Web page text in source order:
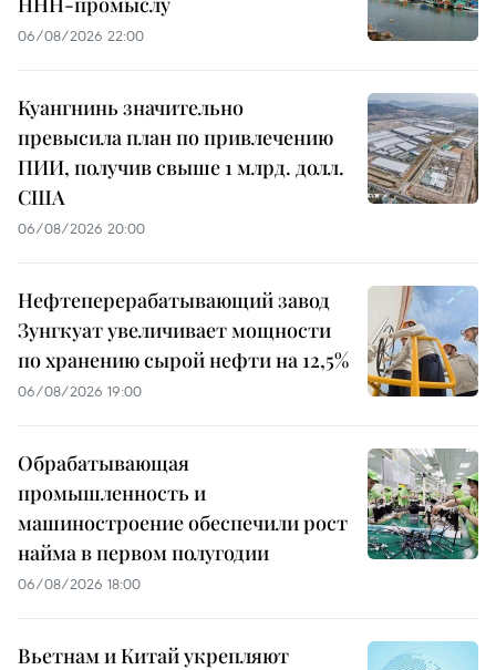
06/08/2026 22:00
Куангнинь значительно
превысила план по привлечению
ПИИ, получив свыше 1 млрд. долл.
США
06/08/2026 20:00
Нефтеперерабатывающий завод
Зунгкуат увеличивает мощности
по хранению сырой нефти на 12,5%
06/08/2026 19:00
Обрабатывающая
промышленность и
машиностроение обеспечили рост
найма в первом полугодии
06/08/2026 18:00
Вьетнам и Китай укрепляют